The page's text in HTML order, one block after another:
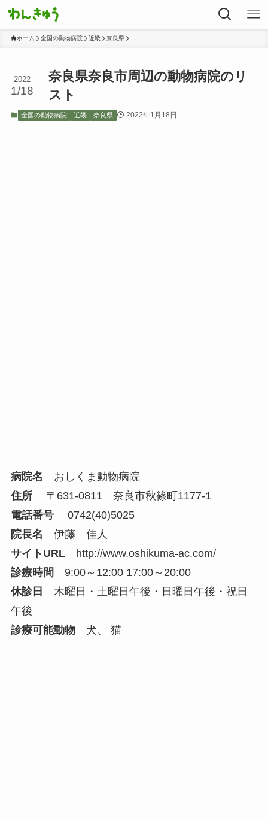
ホーム 全国の動物病院 近畿 奈良県
奈良県奈良市周辺の動物病院のリ
スト
2022
1/18
全国の動物病院 近畿 奈良県 2022年1月18日
病院名 おしくま動物病院
住所〒631-0811 奈良市秋篠町1177-1
電話番号0742(40)5025
院長名 伊藤 佳人
サイトURL
http://www.oshikuma-ac.com/
診療時間 9:00～12:00 17:00～20:00
休診日
木曜日・土曜日午後・日曜日午後・祝日
午後
診療可能動物犬、 猫